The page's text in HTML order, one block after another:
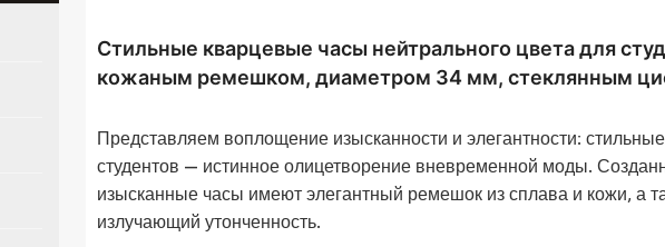
Стильные кварцевые часы нейтрального цвета для
кожаным ремешком, диаметром 34 мм, стеклянным
Представляем воплощение изысканности и элегантности:
студентов — истинное олицетворение вневременной моды.
изысканные часы имеют элегантный ремешок из сплава и кожи, а
излучающий утонченность.